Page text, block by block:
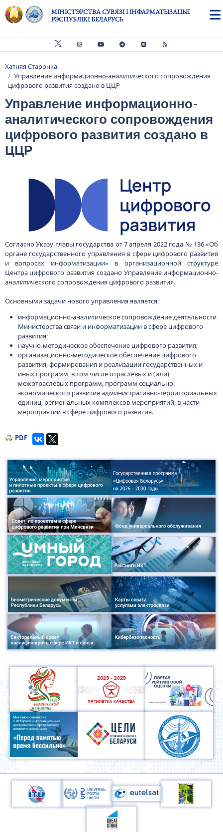
Skip to main content
МІНІСТЭРСТВА СУВЯЗІ І ІНФАРМАТЫЗАЦЫІ
РЭСПУБЛІКІ БЕЛАРУСЬ
Breadcrumb
Хатняя Старонка
Управление информационно-аналитического сопровождения
цифрового развития создано в ЦЦР
Управление информационно-
аналитического сопровождения
цифрового развития создано в
ЦЦР
Согласно Указу главы государства от 7 апреля 2022 года № 136 «Об
органе государственного управления в сфере цифрового развития
и вопросах информатизации» в организационной структуре
Центра цифрового развития создано Управление информационно-
аналитического сопровождения цифрового развития.
Основными задачи нового управления является:
информационно-аналитическое сопровождение деятельности
Министерства связи и информатизации в сфере цифрового
развития;
научно-методическое обеспечение цифрового развития;
организационно-методическое обеспечение цифрового
развития, формирования и реализации государственных и
иных программ, в том числе отраслевых и (или)
межотраслевых программ, программ социально-
экономического развития административно-территориальных
единиц, региональных комплексов мероприятий, в части
мероприятий в сфере цифрового развития.
PDF